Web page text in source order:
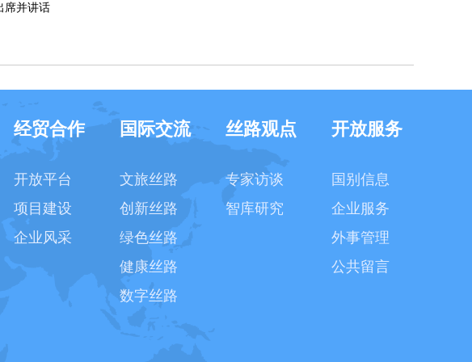
席并讲话
经贸合作
开放平台
项目建设
企业风采
国际交流
文旅丝路
创新丝路
绿色丝路
健康丝路
数字丝路
丝路观点
专家访谈
智库研究
开放服务
国别信息
企业服务
外事管理
公共留言